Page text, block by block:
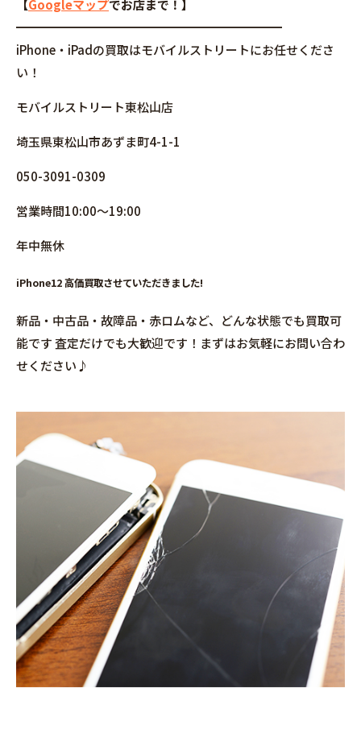
【Googleマップでお店まで！】
━━━━━━━━━━━━━━━━━━━━━━
iPhone・iPadの買取はモバイルストリートにお任せくださ
い！
モバイルストリート東松山店
埼玉県東松山市あずま町4-1-1
050-3091-0309
営業時間10:00～19:00
年中無休
iPhone12 高価買取させていただきました!
新品・中古品・故障品・赤ロムなど、どんな状態でも買取可
能です 査定だけでも大歓迎です！まずはお気軽にお問い合わ
せください♪